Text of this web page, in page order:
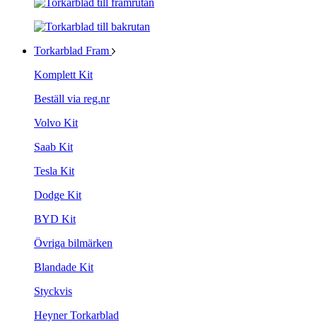
Torkarblad Fram
Komplett Kit
Beställ via reg.nr
Volvo Kit
Saab Kit
Tesla Kit
Dodge Kit
BYD Kit
Övriga bilmärken
Blandade Kit
Styckvis
Heyner Torkarblad